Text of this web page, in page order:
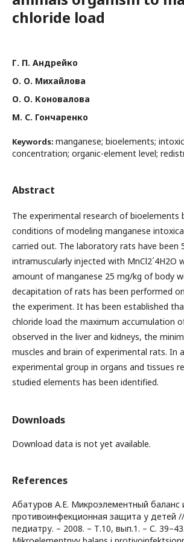
chloride load
Г. П. Андрейко
О. О. Михайлова
О. О. Коновалова
М. С. Гончаренко
Keywords: manganese; bioelements;
concentration; organic-element level;
Abstract
The experimental research of bioelements
conditions of modeling manganese
carried out. The laboratory rats have been
intramuscularly injected with MnCl2´4Н2О
amount of manganese 25 mg/kg of body
decapitation of rats has been performed
the experiment. It has been established
chloride load the maximum accumulation
observed in the liver and kidneys, the
muscles and brain of experimental rats. In
experimental group in organs and tissues
studied elements has been identified.
Downloads
Download data is not yet available.
References
Абатуров А.Е. Микроэлементный баланс
противоинфекционная защита у детей
педиатру. – 2008. – Т.10, вып.1. – С.